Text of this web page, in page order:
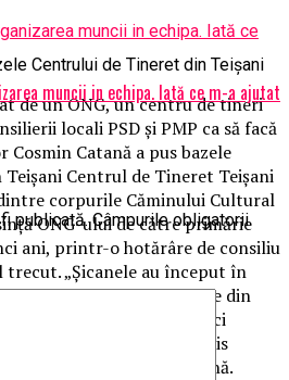
Centrului de Tineret din Teișani
de un ONG, un centru de tineri
locali PSD și PMP ca să facă
Catană a pus bazele
Centrul de Tineret Teișani
corpurile Căminului Cultural
ONG-ului de către primărie
ani, printr-o hotărâre de consiliu
„Șicanele au început în
(pentru alegerile locale din
că noi aveam acces aici
ca «Primăria a vândut gratis
de Cultură»”, spune Catană.
muncii in echipa. Iată ce m-a ajutat
publicată. Câmpurile obligatorii